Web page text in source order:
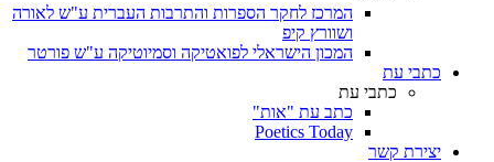
המרכז לחקר הספרות והתרבות העברית ע"ש לאורה
ושוורץ קיפ
המכון הישראלי לפואטיקה וסמיוטיקה ע"ש פורטר
כתבי עת
כתבי עת
כתב עת "אות"
Poetics Today
יצירת קשר